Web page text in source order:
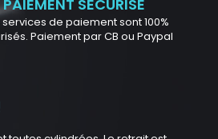
PAIEMENT SÉCURISÉ
services de paiement sont 100%
Paiement par CB ou Paypal